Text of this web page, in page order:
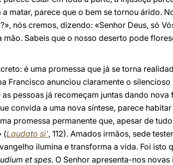
matar, parece que o bem se tornou árido.
nós cremos, dizendo: «Senhor Deus, só
Sabeis que o nosso deserto pode
é uma promessa que já se torna
Francisco anunciou claramente o
pessoas já recomeçam juntas dando
convida a uma nova síntese, parece
promessa permanente que, apesar de
(Laudato si’, 112). Amados irmãos, sede
ilumina e transforma a vida. Foi isto
et spes. O Senhor apresenta-nos